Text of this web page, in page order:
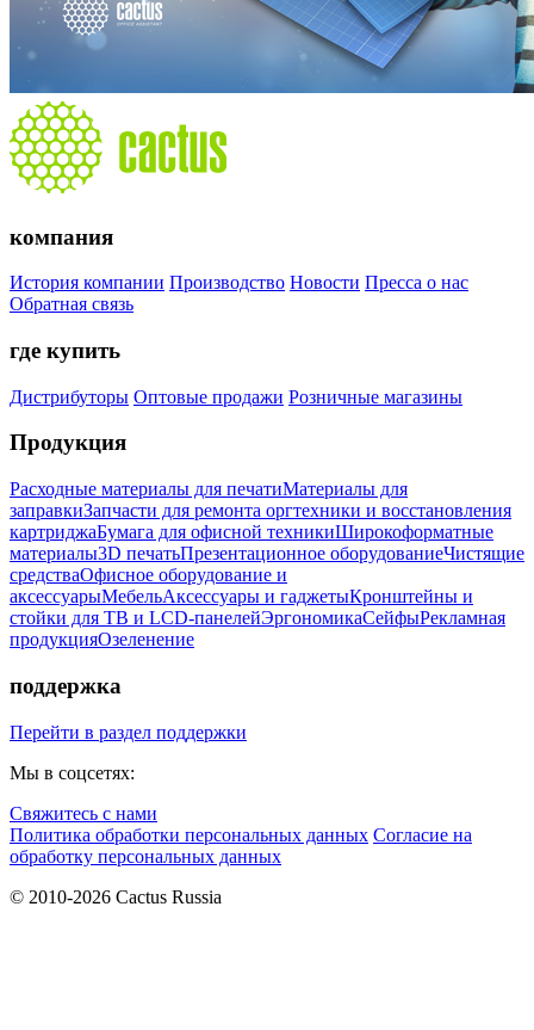
компания
История компании Производство Новости Пресса о нас
Обратная связь
где купить
Дистрибуторы Оптовые продажи Розничные магазины
Продукция
Расходные материалы для печатиМатериалы для
заправкиЗапчасти для ремонта оргтехники и восстановления
картриджаБумага для офисной техникиШирокоформатные
материалы3D печатьПрезентационное оборудованиеЧистящие
средстваОфисное оборудование и
аксессуарыМебельАксессуары и гаджетыКронштейны и
стойки для ТВ и LCD-панелейЭргономикаСейфыРекламная
продукцияОзеленение
поддержка
Перейти в раздел поддержки
Мы в соцсетях:
Свяжитесь с нами
Политика обработки персональных данных Согласие на
обработку персональных данных
© 2010-2026 Cactus Russia